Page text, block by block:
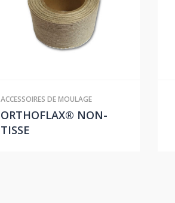
ACCESSOIRES DE MOULAGE
ORTHOFLAX® NON-
TISSE